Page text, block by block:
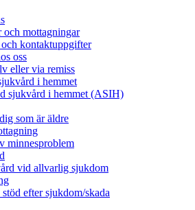
och mottagningar
kontaktuppgifter
oss
eller via remiss
i hemmet
sjukvård i hemmet (ASIH)
som är äldre
minnesproblem
vid allvarlig sjukdom
efter sjukdom/skada